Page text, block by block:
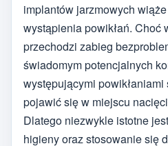
implantów jarzmowych
wystąpienia powikłań. Choć
przechodzi zabieg
świadomym potencjalnych
występującymi
pojawić się w miejscu
Dlatego niezwykle istotne
higieny oraz stosowanie się